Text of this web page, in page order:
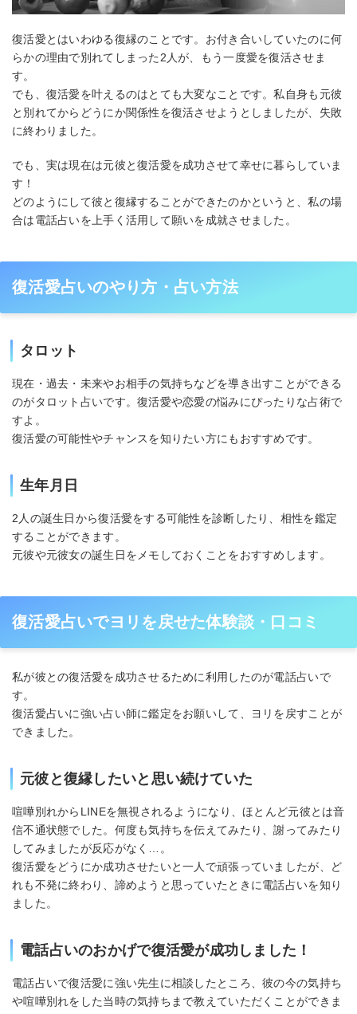
復活愛とはいわゆる復縁のことです。お付き合いしていたのに何
らかの理由で別れてしまった2人が、もう一度愛を復活させま
す。
でも、復活愛を叶えるのはとても大変なことです。私自身も元彼
と別れてからどうにか関係性を復活させようとしましたが、失敗
に終わりました。
でも、実は現在は元彼と復活愛を成功させて幸せに暮らしていま
す！
どのようにして彼と復縁することができたのかというと、私の場
合は電話占いを上手く活用して願いを成就させました。
復活愛占いのやり方・占い方法
タロット
現在・過去・未来やお相手の気持ちなどを導き出すことができる
のがタロット占いです。復活愛や恋愛の悩みにぴったりな占術で
すよ。
復活愛の可能性やチャンスを知りたい方にもおすすめです。
生年月日
2人の誕生日から復活愛をする可能性を診断したり、相性を鑑定
することができます。
元彼や元彼女の誕生日をメモしておくことをおすすめします。
復活愛占いでヨリを戻せた体験談・口コミ
私が彼との復活愛を成功させるために利用したのが電話占いで
す。
復活愛占いに強い占い師に鑑定をお願いして、ヨリを戻すことが
できました。
元彼と復縁したいと思い続けていた
喧嘩別れからLINEを無視されるようになり、ほとんど元彼とは音
信不通状態でした。何度も気持ちを伝えてみたり、謝ってみたり
してみましたが反応がなく…。
復活愛をどうにか成功させたいと一人で頑張っていましたが、ど
れも不発に終わり、諦めようと思っていたときに電話占いを知り
ました。
電話占いのおかげで復活愛が成功しました！
電話占いで復活愛に強い先生に相談したところ、彼の今の気持ち
や喧嘩別れをした当時の気持ちまで教えていただくことができま